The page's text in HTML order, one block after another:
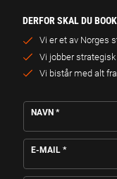
DERFOR SKAL DU
Vi er et av Norges
Vi jobber
Vi bistår med alt
NAVN *
E-MAIL *